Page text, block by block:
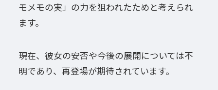
モメモの実」の力を狙われたためと考えられ
ます。
現在、彼女の安否や今後の展開については不
明であり、再登場が期待されています。